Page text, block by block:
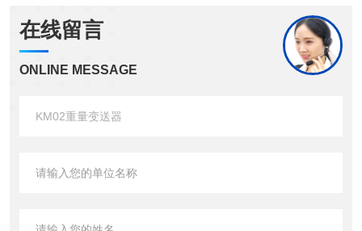
在线留言
ONLINE MESSAGE